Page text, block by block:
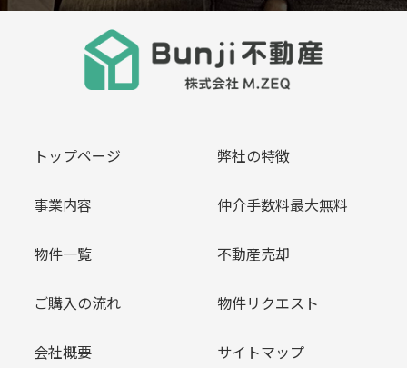
トップページ 弊社の特徴
事業内容 仲介手数料最大無料
物件一覧 不動産売却
ご購入の流れ 物件リクエスト
会社概要 サイトマップ